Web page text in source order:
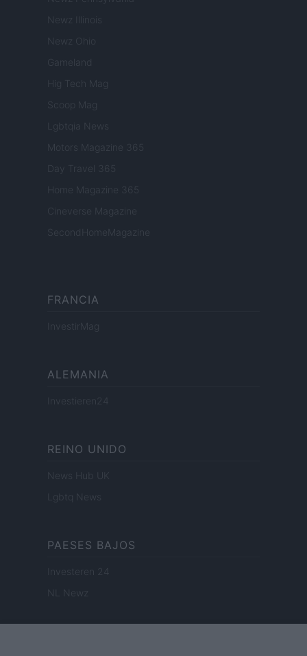
Newz Illinois
Newz Ohio
Gameland
Hig Tech Mag
Scoop Mag
Lgbtqia News
Motors Magazine 365
Day Travel 365
Home Magazine 365
Cineverse Magazine
SecondHomeMagazine
FRANCIA
InvestirMag
ALEMANIA
Investieren24
REINO UNIDO
News Hub UK
Lgbtq News
PAESES BAJOS
Investeren 24
NL Newz